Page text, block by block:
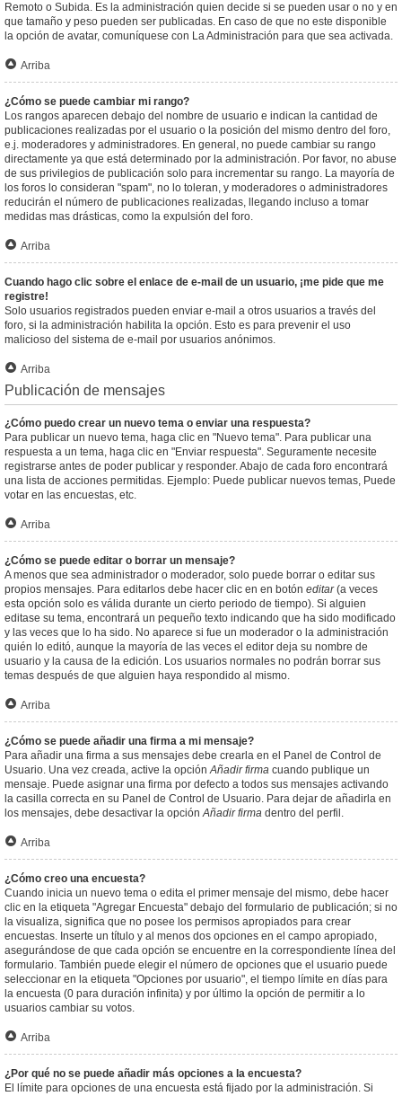
Remoto o Subida. Es la administración quien decide si se pueden usar o no y en
que tamaño y peso pueden ser publicadas. En caso de que no este disponible
la opción de avatar, comuníquese con La Administración para que sea activada.
Arriba
¿Cómo se puede cambiar mi rango?
Los rangos aparecen debajo del nombre de usuario e indican la cantidad de
publicaciones realizadas por el usuario o la posición del mismo dentro del foro,
e.j. moderadores y administradores. En general, no puede cambiar su rango
directamente ya que está determinado por la administración. Por favor, no abuse
de sus privilegios de publicación solo para incrementar su rango. La mayoría de
los foros lo consideran "spam", no lo toleran, y moderadores o administradores
reducirán el número de publicaciones realizadas, llegando incluso a tomar
medidas mas drásticas, como la expulsión del foro.
Arriba
Cuando hago clic sobre el enlace de e-mail de un usuario, ¡me pide que me
registre!
Solo usuarios registrados pueden enviar e-mail a otros usuarios a través del
foro, si la administración habilita la opción. Esto es para prevenir el uso
malicioso del sistema de e-mail por usuarios anónimos.
Arriba
Publicación de mensajes
¿Cómo puedo crear un nuevo tema o enviar una respuesta?
Para publicar un nuevo tema, haga clic en "Nuevo tema". Para publicar una
respuesta a un tema, haga clic en "Enviar respuesta". Seguramente necesite
registrarse antes de poder publicar y responder. Abajo de cada foro encontrará
una lista de acciones permitidas. Ejemplo: Puede publicar nuevos temas, Puede
votar en las encuestas, etc.
Arriba
¿Cómo se puede editar o borrar un mensaje?
A menos que sea administrador o moderador, solo puede borrar o editar sus
propios mensajes. Para editarlos debe hacer clic en en botón editar(a veces
esta opción solo es válida durante un cierto periodo de tiempo). Si alguien
editase su tema, encontrará un pequeño texto indicando que ha sido modificado
y las veces que lo ha sido. No aparece si fue un moderador o la administración
quién lo editó, aunque la mayoría de las veces el editor deja su nombre de
usuario y la causa de la edición. Los usuarios normales no podrán borrar sus
temas después de que alguien haya respondido al mismo.
Arriba
¿Cómo se puede añadir una firma a mi mensaje?
Para añadir una firma a sus mensajes debe crearla en el Panel de Control de
Usuario. Una vez creada, active la opciónAñadir firma cuando publique un
mensaje. Puede asignar una firma por defecto a todos sus mensajes activando
la casilla correcta en su Panel de Control de Usuario. Para dejar de añadirla en
los mensajes, debe desactivar la opciónAñadir firma dentro del perfil.
Arriba
¿Cómo creo una encuesta?
Cuando inicia un nuevo tema o edita el primer mensaje del mismo, debe hacer
clic en la etiqueta "Agregar Encuesta" debajo del formulario de publicación; si no
la visualiza, significa que no posee los permisos apropiados para crear
encuestas. Inserte un título y al menos dos opciones en el campo apropiado,
asegurándose de que cada opción se encuentre en la correspondiente línea del
formulario. También puede elegir el número de opciones que el usuario puede
seleccionar en la etiqueta "Opciones por usuario", el tiempo límite en días para
la encuesta (0 para duración infinita) y por último la opción de permitir a lo
usuarios cambiar su votos.
Arriba
¿Por qué no se puede añadir más opciones a la encuesta?
El límite para opciones de una encuesta está fijado por la administración. Si